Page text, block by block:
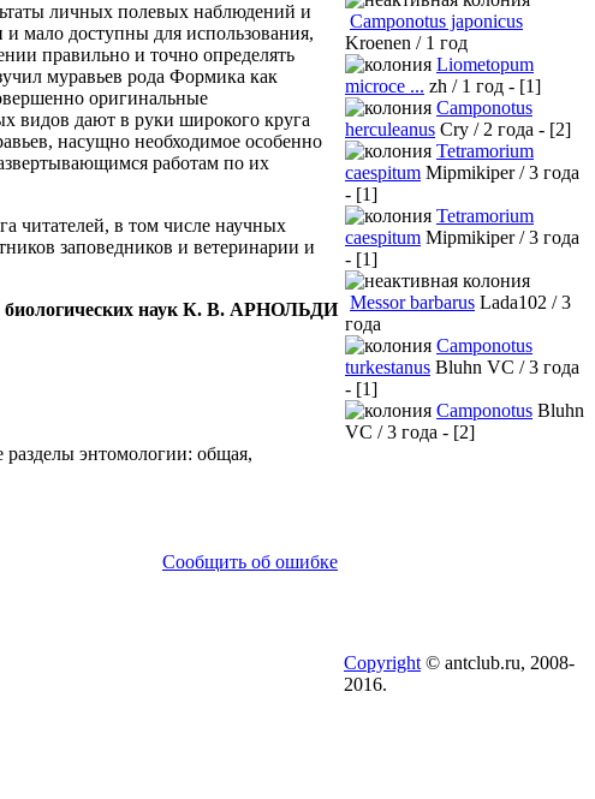
личных полевых наблюдений и
мало доступны для использования,
правильно и точно определять
муравьев рода Формика как
оригинальные
видов дают в руки широкого круга
насущно необходимое особенно
работам по их
читателей, в том числе научных
заповедников и ветеринарии и
биологических наук К. В. АРНОЛЬДИ
энтомологии: общая,
Сообщить об ошибке
Camponotus japonicus
Kroenen / 1 год
Liometopum
microce ... zh / 1 год - [1]
Camponotus
herculeanus Cry / 2 года - [2]
Tetramorium
caespitum Mipmikiper / 3 года
- [1]
Tetramorium
caespitum Mipmikiper / 3 года
- [1]
Messor barbarus Lada102 / 3
года
Camponotus
turkestanus Bluhn VC / 3 года
- [1]
Camponotus Bluhn
VC / 3 года - [2]
Copyright © antclub.ru, 2008-
2016.